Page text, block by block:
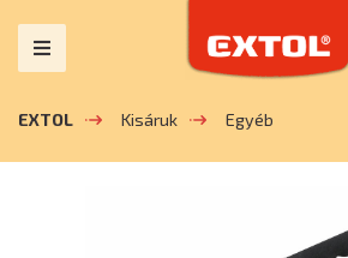
EXTOL Kisáruk Egyéb